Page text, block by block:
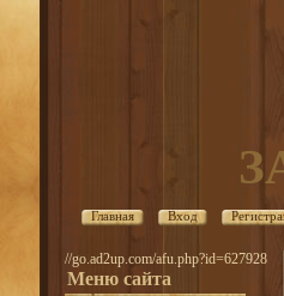
Главная Вход
//go.ad2up.com/afu.php?id=627928
Меню сайта